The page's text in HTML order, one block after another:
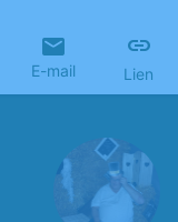
E-mail Lien